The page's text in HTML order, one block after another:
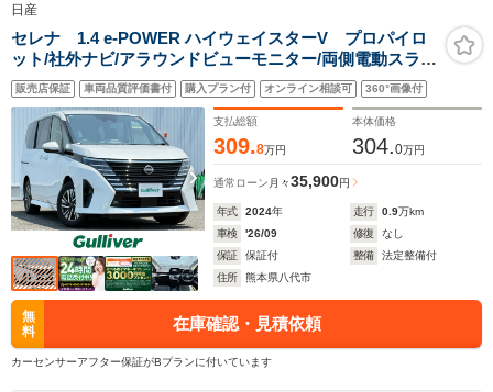
日産
セレナ 1.4 e-POWER ハイウェイスターV プロパイロ
ット/社外ナビ/アラウンドビューモニター/両側電動スライ
ド/ハンズフリー開閉/追従クルーズコントロール/LEDオー
トライト/デジタルインナーミラー/ETC/16AW/禁煙車
販売店保証 車両品質評価書付 購入プラン付 オンライン相談可 360°画像付
支払総額
309.8万円
本体価格
304.0万円
通常ローン 月々35,900円
年式 2024年 走行 0.9万km
車検
'26/09 修復
なし
保証
保証付 整備
法定整備付
住所
熊本県八代市
無
料
在庫確認・見積依頼
カーセンサーアフター保証がBプランに付いています